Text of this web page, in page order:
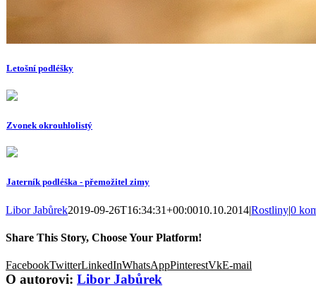
Letošní podléšky
Zvonek okrouhlolistý
Jaterník podléška - přemožitel zimy
Libor Jabůrek2019-09-26T16:34:31+00:0010.10.2014|Rostliny|0
Share This Story, Choose Your Platform!
FacebookTwitterLinkedInWhatsAppPinterestVkE-mail
O autorovi: Libor Jabůrek